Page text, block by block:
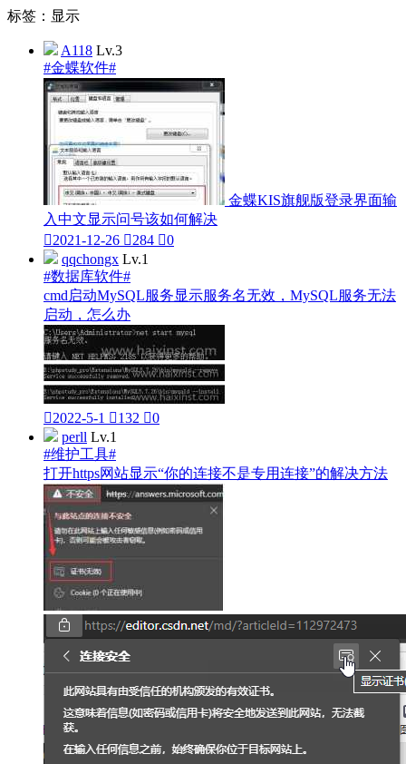
标签：显示
A118 Lv.3
#金蝶软件#
金蝶KIS旗舰版登录界面输
入中文显示问号该如何解决
2021-12-26 284 0
qqchongx Lv.1
#数据库软件#
cmd启动MySQL服务显示服务名无效，MySQL服务无法
启动，怎么办
2022-5-1 132 0
perll Lv.1
#维护工具#
打开https网站显示“你的连接不是专用连接”的解决方法